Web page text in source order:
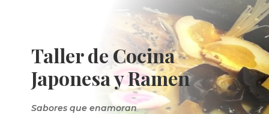
Taller de Cocina
Japonesa y Ramen
Sabores que enamoran